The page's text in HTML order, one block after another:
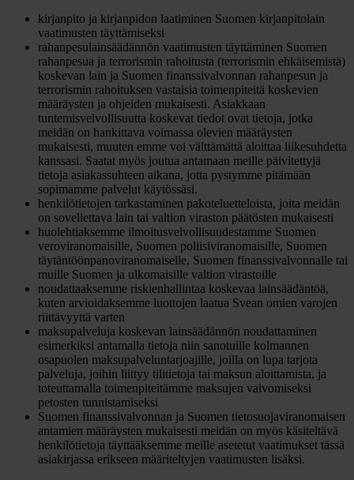
kirjanpito ja kirjanpidon laatiminen Suomen kirjanpitolain
vaatimusten täyttämiseksi
rahanpesulainsäädännön vaatimusten täyttäminen Suomen
rahanpesua ja terrorismin rahoitusta (terrorismin ehkäisemistä)
koskevan lain ja Suomen finanssivalvonnan rahanpesun ja
terrorismin rahoituksen vastaisia toimenpiteitä koskevien
määräysten ja ohjeiden mukaisesti. Asiakkaan
tuntemisvelvollisuutta koskevat tiedot ovat tietoja, jotka
meidän on hankittava voimassa olevien määräysten
mukaisesti, muuten emme voi välttämättä aloittaa liikesuhdetta
kanssasi. Saatat myös joutua antamaan meille päivitettyjä
tietoja asiakassuhteen aikana, jotta pystymme pitämään
sopimamme palvelut käytössäsi.
henkilötietojen tarkastaminen pakoteluetteloista, joita meidän
on sovellettava lain tai valtion viraston päätösten mukaisesti
huolehtiaksemme ilmoitusvelvollisuudestamme Suomen
veroviranomaisille, Suomen poliisiviranomaisille, Suomen
täytäntöönpanoviranomaiselle, Suomen finanssivalvonnalle tai
muille Suomen ja ulkomaisille valtion virastoille
noudattaaksemme riskienhallintaa koskevaa lainsäädäntöä,
kuten arvioidaksemme luottojen laatua Svean omien varojen
riittävyyttä varten
maksupalveluja koskevan lainsäädännön noudattaminen
esimerkiksi antamalla tietoja niin sanotuille kolmannen
osapuolen maksupalveluntarjoajille, joilla on lupa tarjota
palveluja, joihin liittyy tilitietoja tai maksun aloittamista, ja
toteuttamalla toimenpiteitämme maksujen valvomiseksi
petosten tunnistamiseksi
Suomen finanssivalvonnan ja Suomen tietosuojaviranomaisen
antamien määräysten mukaisesti meidän on myös käsiteltävä
henkilötietoja täyttääksemme meille asetetut vaatimukset tässä
asiakirjassa erikseen määriteltyjen vaatimusten lisäksi.